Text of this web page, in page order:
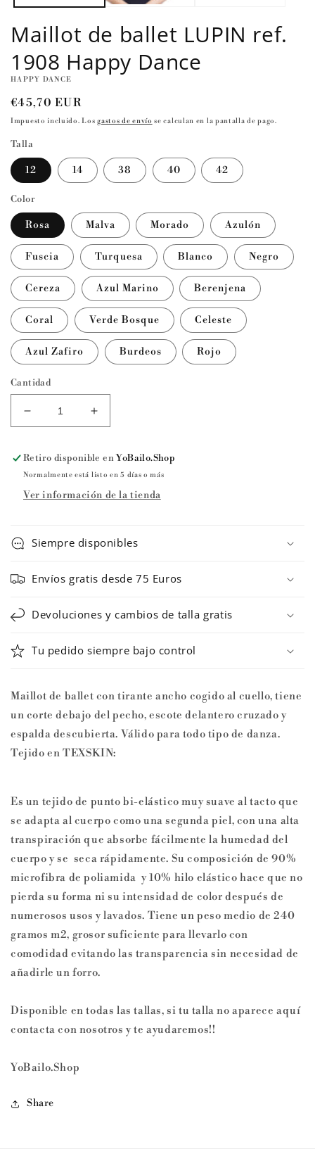
Maillot de ballet LUPIN ref.
1908 Happy Dance
HAPPY DANCE
Precio
habitual
€45,70 EUR
Impuesto incluido. Losgastos de envío se calculan en la pantalla de pago.
Talla
12 14 38 40 42
Color
Rosa Malva Morado Azulón
Fuscia Turquesa Blanco Negro
Cereza Azul Marino Berenjena
Coral Verde Bosque Celeste
Azul Zafiro Burdeos Rojo
Cantidad
Reducir
cantidad
Maillot
de
ballet
Happy
Aumentar
cantidad
Maillot
de
ballet
1908
Happy
Retiro disponible enYoBailo.Shop
Normalmente está listo en 5 días o más
Ver información de la tienda
Siempre disponibles
Envíos gratis desde 75 Euros
Devoluciones y cambios de talla gratis
Tu pedido siempre bajo control
Maillot de ballet con tirante ancho cogido al cuello, tiene
un corte debajo del pecho, escote delantero cruzado y
espalda descubierta. Válido para todo tipo de danza.
Tejido en TEXSKIN:
Es un tejido de punto bi-elástico muy suave al tacto que
se adapta al cuerpo como una segunda piel, con una alta
transpiración que absorbe fácilmente la humedad del
cuerpo y se seca rápidamente. Su composición de 90%
microfibra de poliamida y 10% hilo elástico hace que no
pierda su forma ni su intensidad de color después de
numerosos usos y lavados. Tiene un peso medio de 240
gramos m2, grosor suficiente para llevarlo con
comodidad evitando las transparencia sin necesidad de
añadirle un forro.
Disponible en todas las tallas, si tu talla no aparece aquí
contacta con nosotros y te ayudaremos!!
YoBailo.Shop
Share